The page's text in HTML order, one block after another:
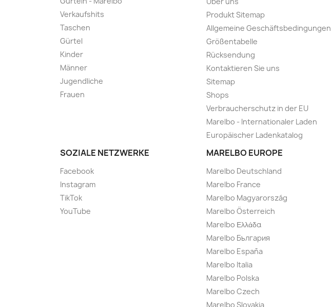
Verkaufshits
Taschen
Gürtel
Kinder
Männer
Jugendliche
Frauen
Produkt Sitemap
Allgemeine Geschäftsbedingungen
Größentabelle
Rücksendung
Kontaktieren Sie uns
Sitemap
Shops
Verbraucherschutz in der EU
Marelbo - Internationaler Laden
Europäischer Ladenkatalog
SOZIALE NETZWERKE
Facebook
Instagram
TikTok
YouTube
MARELBO EUROPE
Marelbo Deutschland
Marelbo France
Marelbo Magyarország
Marelbo Österreich
Marelbo Ελλάδα
Marelbo България
Marelbo España
Marelbo Italia
Marelbo Polska
Marelbo Czech
Marelbo Slovakia